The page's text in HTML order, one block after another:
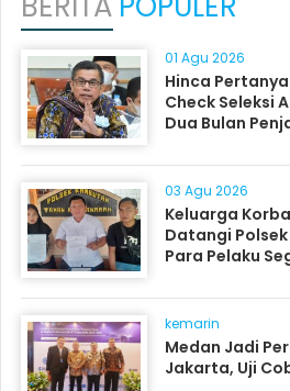
01 Agu 2026
Hinca
Check Seleksi
Dua Bulan
03 Agu 2026
Keluarga
Datangi
Para Pelaku
kemarin
Medan Jadi
Jakarta, Uji